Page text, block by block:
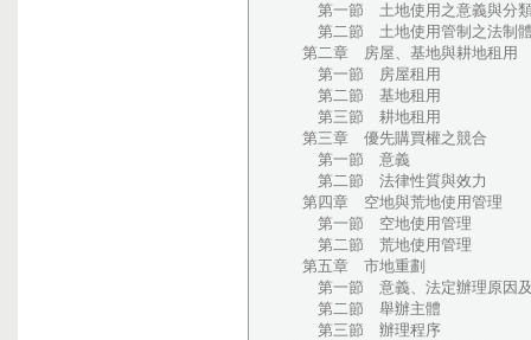
第一節 土地使用之意義與分
第二節 土地使用管制之法制
第二章 房屋、基地與耕地租用
第一節 房屋租用
第二節 基地租用
第三節 耕地租用
第三章 優先購買權之競合
第一節 意義
第二節 法律性質與效力
第四章 空地與荒地使用管理
第一節 空地使用管理
第二節 荒地使用管理
第五章 市地重劃
第一節 意義、法定辦理原因及
第二節 舉辦主體
第三節 辦理程序